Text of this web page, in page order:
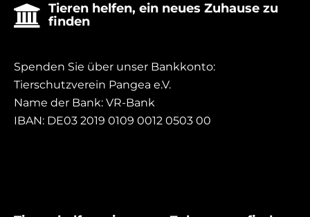
 Tieren helfen, ein neues Zuhause zu
finden
Spenden Sie über unser Bankkonto:
Tierschutzverein Pangea e.V.
Name der Bank: VR-Bank
IBAN: DE03 2019 0109 0012 0503 00